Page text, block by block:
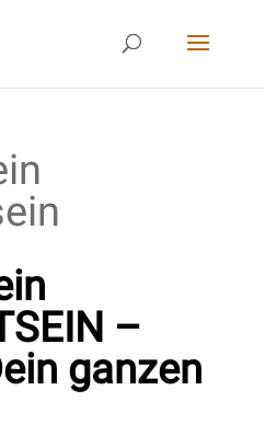
–
ganzen